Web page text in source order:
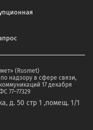
(Rusmet)
надзору в сфере связи,
17 декабря
77–77329
д. 50 стр 1 ,помещ. 1/1